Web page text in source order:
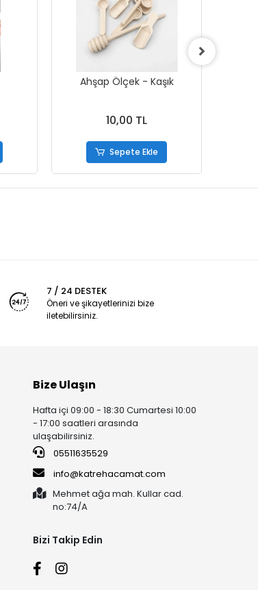
Ahşap Ölçek - Kaşık
10,00 TL
Sepete Ekle
7 / 24 DESTEK
Öneri ve şikayetlerinizi bize
iletebilirsiniz.
Bize Ulaşın
Hafta içi 09:00 - 18:30 Cumartesi 10:00
- 17:00 saatleri arasında
ulaşabilirsiniz.
05511635529
info@katrehacamat.com
Mehmet ağa mah. Kullar cad.
no:74/A
Bizi Takip Edin